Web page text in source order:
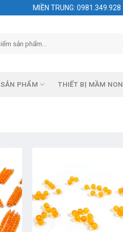
MIỀN TRUNG: 0981.349.928
SẢN PHẨM THIẾT BỊ MẦM NON